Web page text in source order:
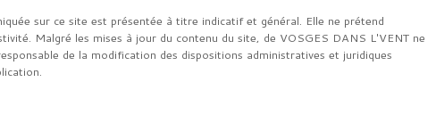
sur ce site est présentée à titre indicatif et général. Elle ne prétend
Malgré les mises à jour du contenu du site, de VOSGES DANS L'VENT ne
de la modification des dispositions administratives et juridiques